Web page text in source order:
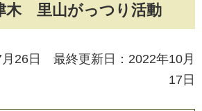
木 里山がっつり活動
26日 最終更新日：2022年10月
17日